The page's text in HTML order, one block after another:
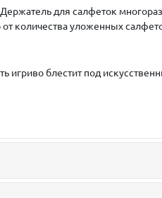
для салфеток
количества уложенных
игриво блестит под